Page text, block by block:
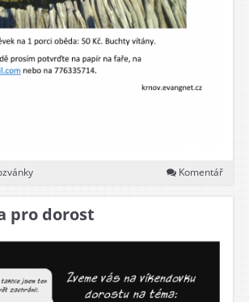
Komentář
pro dorost